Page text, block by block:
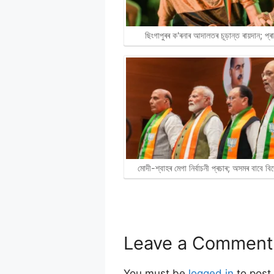
ছিংগাপুৰৰ ক'ৰনাৰ আদালতৰ চূড়ান্ত ৰায়দান;
মোদী-শ্বাহৰ মেগা নিৰ্বাচনী প্ৰচাৰ; অসমৰ বাবে
Leave a Comment